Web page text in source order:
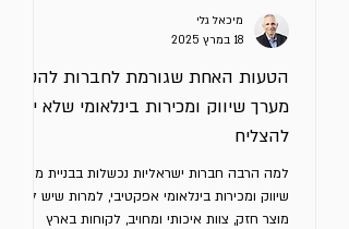
הטעות האחת שגורמת לחברות להקים
מערך שיווק ומכירות בינלאומי שלא יכול
להצליח
למה הרבה חברות ישראליות נכשלות בבניית מערך
שיווק ומכירות בינלאומי אפקטיבי, למרות שיש להן
מוצר חזק, צוות איכותי ומחויב, לקוחות בארץ
מיכאל גלי
18 במרץ 2025